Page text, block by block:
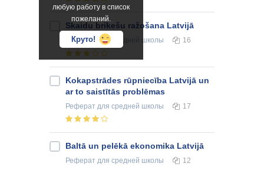
любую работу в список
пожеланий.
Круто!
Skaidu brikešu ražošana Latvijā
Реферат для средней школы 16
Kokapstrādes rūpniecība Latvijā un
ar to saistītās problēmas
Реферат для средней школы 17
Baltā un pelēkā ekonomika Latvijā
Реферат для средней школы 12